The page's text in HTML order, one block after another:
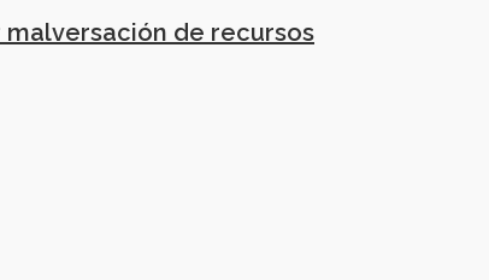
de recursos